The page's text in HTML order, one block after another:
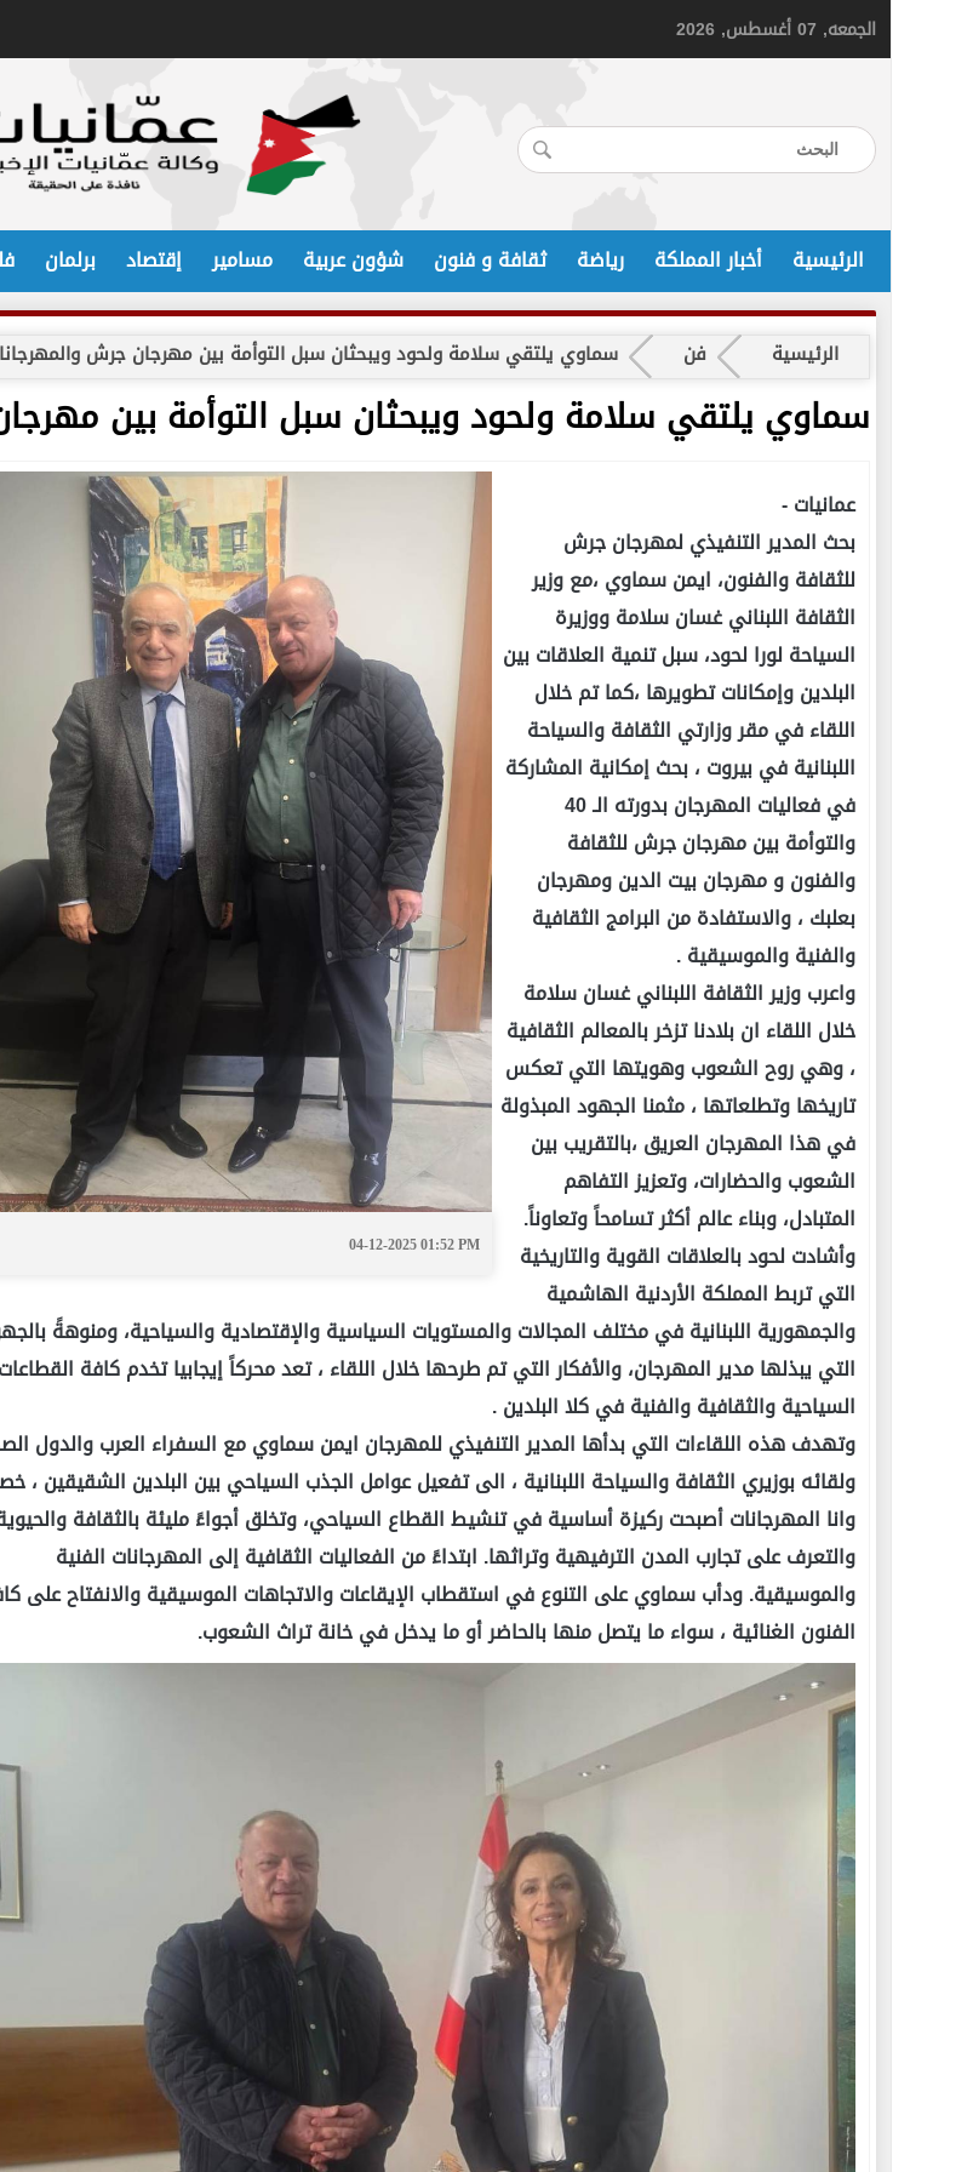
الجمعه, 07 أغسطس, 2026
الرئيسية أخبار المملكة رياضة ثقافة و فنون شؤون عربية مسامير إقتصاد برلمان
الرئيسية فن سماوي يلتقي سلامة ولحود ويبحثان سبل التوأمة بين مهرجان جرش والمهرجانات
سماوي يلتقي سلامة ولحود ويبحثان سبل التوأمة بين
04-12-2025 01:52 PM
عمانيات -
بحث المدير التنفيذي لمهرجان جرش
للثقافة والفنون، ايمن سماوي ،مع وزير
الثقافة اللبناني غسان سلامة ووزيرة
السياحة لورا لحود، سبل تنمية العلاقات بين
البلدين وإمكانات تطويرها ،كما تم خلال
اللقاء في مقر وزارتي الثقافة والسياحة
اللبنانية في بيروت ، بحث إمكانية المشاركة
في فعاليات المهرجان بدورته الـ 40
والتوأمة بين مهرجان جرش للثقافة
والفنون و مهرجان بيت الدين ومهرجان
بعلبك ، والاستفادة من البرامج الثقافية
والفنية والموسيقية .
واعرب وزير الثقافة اللبناني غسان سلامة
خلال اللقاء ان بلادنا تزخر بالمعالم الثقافية
، وهي روح الشعوب وهويتها التي تعكس
تاريخها وتطلعاتها ، مثمنا الجهود المبذولة
في هذا المهرجان العريق ،بالتقريب بين
الشعوب والحضارات، وتعزيز التفاهم
المتبادل، وبناء عالم أكثر تسامحاً وتعاوناً.
وأشادت لحود بالعلاقات القوية والتاريخية
التي تربط المملكة الأردنية الهاشمية
والجمهورية اللبنانية في مختلف المجالات والمستويات السياسية والإقتصادية والسياحية، ومنوهةً
التي يبذلها مدير المهرجان، والأفكار التي تم طرحها خلال اللقاء ، تعد محركاً إيجابيا تخدم كافة القطاعات
السياحية والثقافية والفنية في كلا البلدين .
وتهدف هذه اللقاءات التي بدأها المدير التنفيذي للمهرجان ايمن سماوي مع السفراء العرب والدول
ولقائه بوزيري الثقافة والسياحة اللبنانية ، الى تفعيل عوامل الجذب السياحي بين البلدين الشقيقين ،
وانا المهرجانات أصبحت ركيزة أساسية في تنشيط القطاع السياحي، وتخلق أجواءً مليئة بالثقافة
والتعرف على تجارب المدن الترفيهية وتراثها. ابتداءً من الفعاليات الثقافية إلى المهرجانات الفنية
والموسيقية. ودأب سماوي على التنوع في استقطاب الإيقاعات والاتجاهات الموسيقية والانفتاح على
الفنون الغنائية ، سواء ما يتصل منها بالحاضر أو ما يدخل في خانة تراث الشعوب.